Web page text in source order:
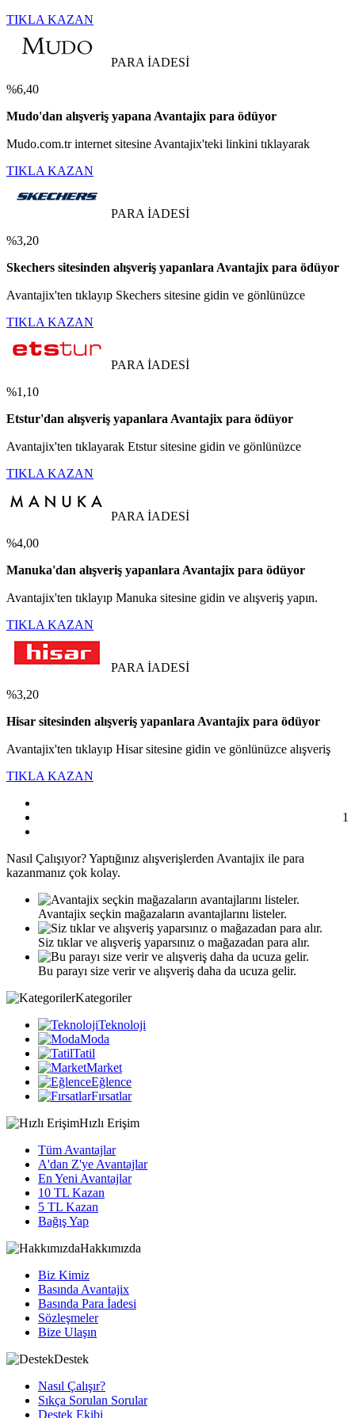
TIKLA KAZAN
PARA İADESİ
%6,40
Mudo'dan alışveriş yapana Avantajix para ödüyor
Mudo.com.tr internet sitesine Avantajix'teki linkini tıklayarak
TIKLA KAZAN
PARA İADESİ
%3,20
Skechers sitesinden alışveriş yapanlara Avantajix para ödüyor
Avantajix'ten tıklayıp Skechers sitesine gidin ve gönlünüzce
TIKLA KAZAN
PARA İADESİ
%1,10
Etstur'dan alışveriş yapanlara Avantajix para ödüyor
Avantajix'ten tıklayarak Etstur sitesine gidin ve gönlünüzce
TIKLA KAZAN
PARA İADESİ
%4,00
Manuka'dan alışveriş yapanlara Avantajix para ödüyor
Avantajix'ten tıklayıp Manuka sitesine gidin ve alışveriş yapın.
TIKLA KAZAN
PARA İADESİ
%3,20
Hisar sitesinden alışveriş yapanlara Avantajix para ödüyor
Avantajix'ten tıklayıp Hisar sitesine gidin ve gönlünüzce alışveriş
TIKLA KAZAN
1
Nasıl Çalışıyor?Yaptığınız alışverişlerden Avantajix ile para
kazanmanız çok kolay.
Avantajix seçkin mağazaların avantajlarını listeler.
Siz tıklar ve alışveriş yaparsınız o mağazadan para alır.
Bu parayı size verir ve alışveriş daha da ucuza gelir.
Kategoriler
Teknoloji
Moda
Tatil
Market
Eğlence
Fırsatlar
Hızlı Erişim
Tüm Avantajlar
A'dan Z'ye Avantajlar
En Yeni Avantajlar
10 TL Kazan
5 TL Kazan
Bağış Yap
Hakkımızda
Biz Kimiz
Basında Avantajix
Basında Para İadesi
Sözleşmeler
Bize Ulaşın
Destek
Nasıl Çalışır?
Sıkça Sorulan Sorular
Destek Ekibi